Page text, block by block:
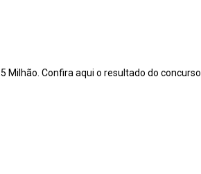
Milhão. Confira aqui o resultado do concurso